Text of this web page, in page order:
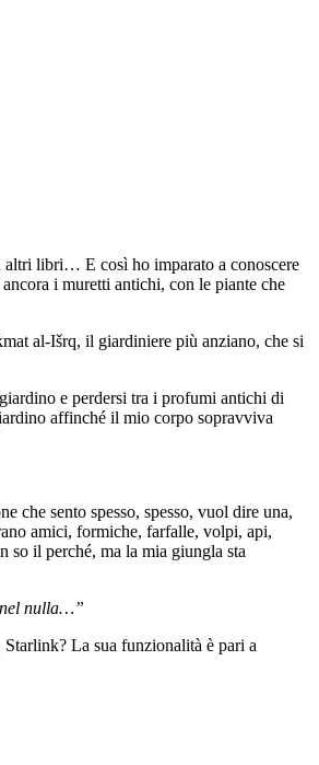
altri libri… E così ho imparato a conoscere
i muretti antichi, con le piante che
al-Išrq, il giardiniere più anziano, che si
e perdersi tra i profumi antichi di
affinché il mio corpo sopravviva
che sento spesso, spesso, vuol dire una,
amici, formiche, farfalle, volpi, api,
so il perché, ma la mia giungla sta
nel nulla…”
La sua funzionalità è pari a